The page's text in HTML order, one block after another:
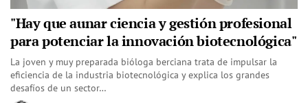
"Hay que aunar ciencia y gestión profesional
para potenciar la innovación biotecnológica"
La joven y muy preparada bióloga berciana trata de impulsar la
eficiencia de la industria biotecnológica y explica los grandes
desafíos de un sector…